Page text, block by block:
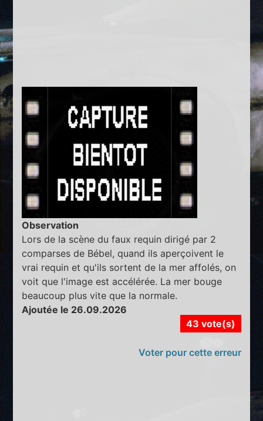
Observation
Lors de la scène du faux requin dirigé par 2
comparses de Bébel, quand ils aperçoivent le
vrai requin et qu'ils sortent de la mer affolés, on
voit que l'image est accélérée. La mer bouge
beaucoup plus vite que la normale.
Ajoutée le 26.09.2026
43 vote(s)
Voter pour cette erreur